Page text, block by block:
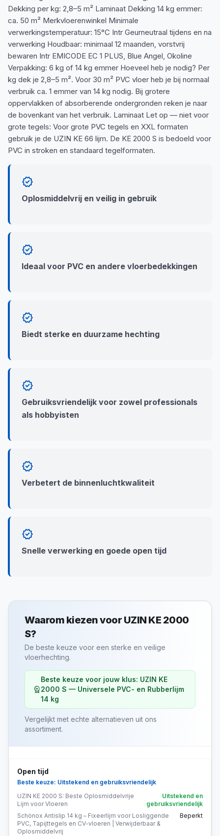
Dekking per kg: 2,8–5 m² Laminaat Dekking 14 kg emmer:
ca. 50 m² Merkvloerenwinkel Minimale
verwerkingstemperatuur: 15°C Intr Geurneutraal tijdens en na
verwerking Houdbaar: minimaal 12 maanden, vorstvrij
bewaren Intr EMICODE EC 1 PLUS, Blue Angel, Okoline
Verpakking: 6 kg of 14 kg emmer Hoeveel heb je nodig? Per
kg dek je 2,8–5 m². Voor 30 m² PVC vloer heb je bij normaal
verbruik ca. 1 emmer van 14 kg nodig. Bij grotere
oppervlakken of absorberende ondergronden reken je naar
de bovenkant van het verbruik. Laminaat Let op — niet voor
grote tegels: Voor grote PVC tegels en XXL formaten
gebruik je de UZIN KE 66 lijm. De KE 2000 S is bedoeld voor
PVC in stroken en standaard tegelformaten.
verified
Oplosmiddelvrij en veilig in gebruik
verified
Ideaal voor PVC en andere vloerbedekkingen
verified
Biedt sterke en duurzame hechting
verified
Gebruiksvriendelijk voor zowel professionals
als hobbyisten
verified
Verbetert de binnenluchtkwaliteit
verified
Snelle verwerking en goede open tijd
Waarom kiezen voor UZIN KE 2000
S?
De beste keuze voor een sterke en veilige
vloerhechting.
workspace_premium
Beste keuze voor jouw klus: UZIN KE
2000 S — Universele PVC- en Rubberlijm
14 kg
Vergelijkt met echte alternatieven uit ons
assortiment.
Open tijd
Beste keuze: Uitstekend en gebruiksvriendelijk
UZIN KE 2000 S: Beste Oplosmiddelvrije
Lijm voor Vloeren
Uitstekend en
gebruiksvriendelijk
Schönox Antislip 14 kg – Fixeerlijm voor Losliggende
PVC, Tapijttegels en CV-vloeren | Verwijderbaar &
Oplosmiddelvrij
Beperkt